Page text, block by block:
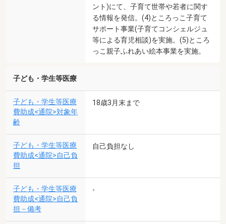
ント)にて、子育て世帯や若者に関す
る情報を発信。(4)ところっこ子育て
サポート事業(子育てコンシェルジュ
等による育児相談)を実施。(5)ところ
っこ親子ふれあい絵本事業を実施。
子ども・学生等医療
子ども・学生等医療
費助成<通院>対象年
齢
18歳3月末まで
子ども・学生等医療
費助成<通院>自己負
担
自己負担なし
子ども・学生等医療
費助成<通院>自己負
担－備考
-